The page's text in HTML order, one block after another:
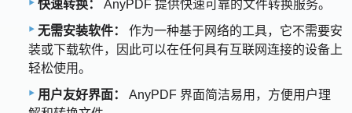
快速转换：
AnyPDF 提供快速可靠的文件转换服务。
无需安装软件：
作为一种基于网络的工具，它不需要安
装或下载软件，因此可以在任何具有互联网连接的设备上
轻松使用。
用户友好界面：
AnyPDF 界面简洁易用，方便用户理